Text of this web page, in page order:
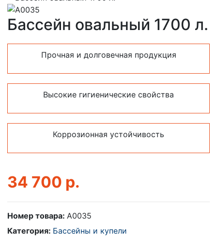
Бассейн овальный 1700 л.
Прочная и долговечная продукция
Высокие гигиенические свойства
Коррозионная устойчивость
34 700 р.
Номер товара: А0035
Категория: Бассейны и купели